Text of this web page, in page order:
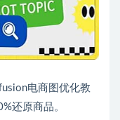
电商图优化教
还原商品。